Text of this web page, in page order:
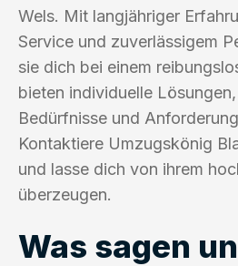
Wels. Mit langjähriger
Service und zuverlässigem
sie dich bei einem
bieten individuelle
Bedürfnisse und
Kontaktiere Umzugskönig
und lasse dich von ihrem
überzeugen.
Was sagen